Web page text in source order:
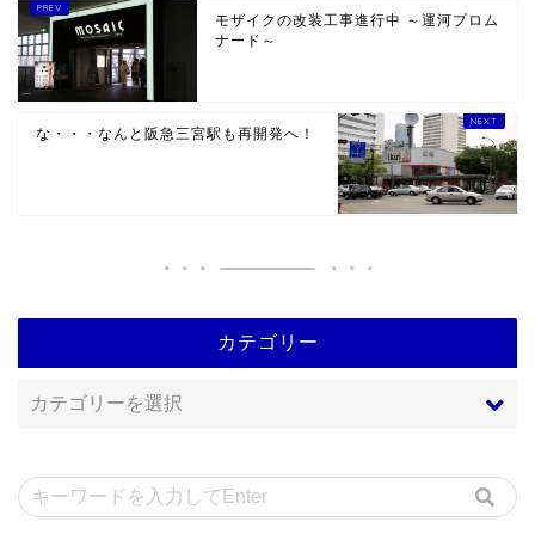
モザイクの改装工事進行中 ～運河プロム
ナード～
な・・・なんと阪急三宮駅も再開発へ！
カテゴリー